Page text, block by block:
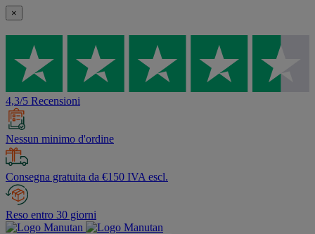
×
4,3/5 Recensioni
Nessun minimo d'ordine
Consegna gratuita da €150 IVA escl.
Reso entro 30 giorni